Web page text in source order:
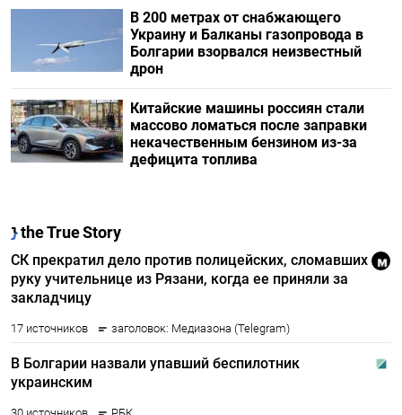
В 200 метрах от снабжающего
Украину и Балканы газопровода в
Болгарии взорвался неизвестный
дрон
Китайские машины россиян стали
массово ломаться после заправки
некачественным бензином из-за
дефицита топлива